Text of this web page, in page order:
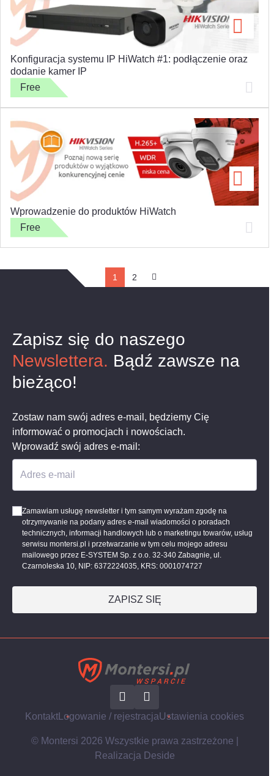
Konfiguracja systemu IP HiWatch #1: podłączenie oraz
dodanie kamer IP
Free
Wprowadzenie do produktów HiWatch
Free
1 2
Zapisz się do naszego
Newslettera. Bądź zawsze na
bieżąco!
Zostaw nam swój adres e-mail, będziemy Cię
informować o promocjach i nowościach.
Wprowadź swój adres e-mail:
Adres e-mail
Zamawiam usługę newsletter i tym samym wyrażam zgodę na
otrzymywanie na podany adres e-mail wiadomości o poradach
technicznych, informacji handlowych lub o marketingu towarów, usług
serwisu montersi.pl i przetwarzanie w tym celu mojego adresu
mailowego przez E-SYSTEM Sp. z o.o. 32-340 Zabagnie, ul.
Czarnoleska 10, NIP: 6372224035, KRS: 0001074727
ZAPISZ SIĘ
Kontakt Logowanie / rejestracjaUstawienia cookies
© Montersi 2026 Wszystkie prawa zastrzeżone |
Realizacja Deside